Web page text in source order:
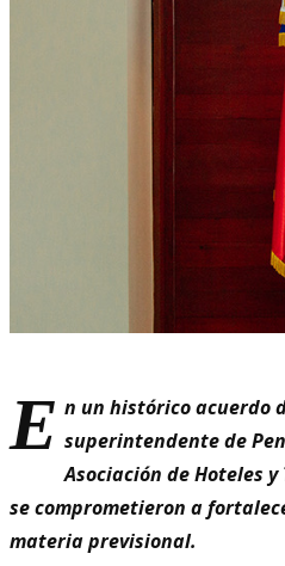
E n un histórico acuerdo
superintendente de
Asociación de Hoteles
se comprometieron a
materia previsional.